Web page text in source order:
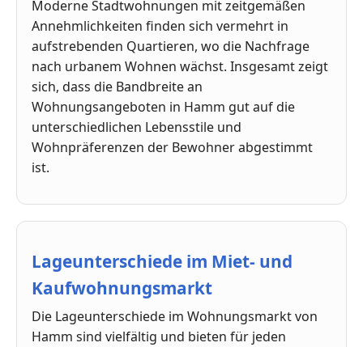
Moderne Stadtwohnungen mit zeitgemäßen
Annehmlichkeiten finden sich vermehrt in
aufstrebenden Quartieren, wo die Nachfrage
nach urbanem Wohnen wächst. Insgesamt zeigt
sich, dass die Bandbreite an
Wohnungsangeboten in Hamm gut auf die
unterschiedlichen Lebensstile und
Wohnpräferenzen der Bewohner abgestimmt
ist.
Lageunterschiede im Miet- und
Kaufwohnungsmarkt
Die Lageunterschiede im Wohnungsmarkt von
Hamm sind vielfältig und bieten für jeden